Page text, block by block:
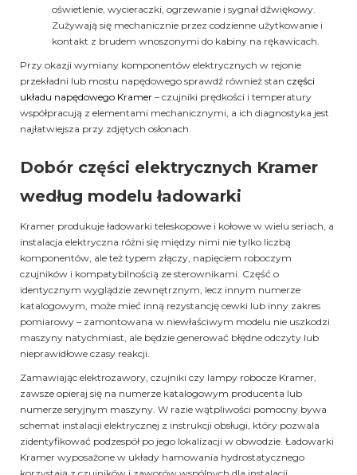
oświetlenie, wycieraczki, ogrzewanie i sygnał dźwiękowy.
Zużywają się mechanicznie przez codzienne użytkowanie i
kontakt z brudem wnoszonymi do kabiny na rękawicach.
Przy okazji wymiany komponentów elektrycznych w rejonie
przekładni lub mostu napędowego sprawdź również stan części
układu napędowego Kramer – czujniki prędkości i temperatury
współpracują z elementami mechanicznymi, a ich diagnostyka jest
najłatwiejsza przy zdjętych osłonach.
Dobór części elektrycznych Kramer
według modelu ładowarki
Kramer produkuje ładowarki teleskopowe i kołowe w wielu seriach, a
instalacja elektryczna różni się między nimi nie tylko liczbą
komponentów, ale też typem złączy, napięciem roboczym
czujników i kompatybilnością ze sterownikami. Część o
identycznym wyglądzie zewnętrznym, lecz innym numerze
katalogowym, może mieć inną rezystancję cewki lub inny zakres
pomiarowy – zamontowana w niewłaściwym modelu nie uszkodzi
maszyny natychmiast, ale będzie generować błędne odczyty lub
nieprawidłowe czasy reakcji.
Zamawiając elektrozawory, czujniki czy lampy robocze Kramer,
zawsze opieraj się na numerze katalogowym producenta lub
numerze seryjnym maszyny. W razie wątpliwości pomocny bywa
schemat instalacji elektrycznej z instrukcji obsługi, który pozwala
zidentyfikować podzespół po jego lokalizacji w obwodzie. Ładowarki
Kramer wyposażone w układy hamowania hydrostatycznego